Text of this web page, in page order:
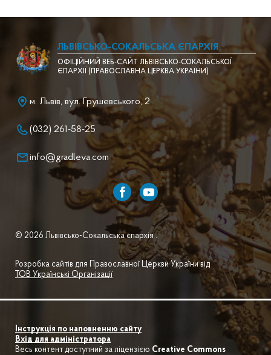
ЛЬВІВСЬКО-СОКАЛЬСЬКА ЄПАРХІЯ
ОФІЦІЙНИЙ ВЕБ-САЙТ ЛЬВІВСЬКО-СОКАЛЬСЬКОЇ
ЄПАРХІЇ (ПРАВОСЛАВНА ЦЕРКВА УКРАЇНИ)
м. Львів, вул. Грушевського, 2
(032) 261-58-25
info@gradleva.com
© 2026 Львівсько-Сокальська єпархія .
Розробка сайтів для Православної Церкви України від
ТОВ Українські Організації
Інструкція по наповненню сайту
Вхід для адміністратора
Весь контент доступний за ліцензією Creative Commons